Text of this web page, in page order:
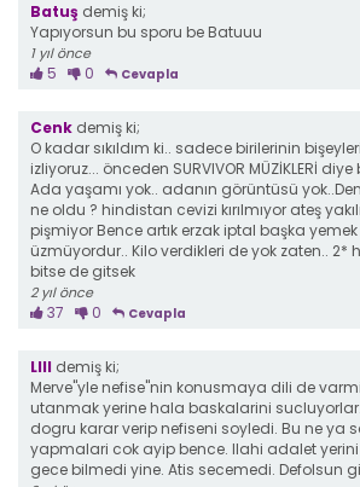
Batuş demiş ki;
Yapıyorsun bu sporu be Batuuu
1 yıl önce
5 0 Cevapla
Cenk demiş ki;
O kadar sıkıldım ki.. sadece birilerinin
izliyoruz... önceden SURVIVOR MÜZİKLERİ
Ada yaşamı yok.. adanın görüntüsü
ne oldu ? hindistan cevizi kırılmıyor ateş
pişmiyor Bence artık erzak iptal başka
üzmüyordur.. Kilo verdikleri de yok zaten.. 2*
bitse de gitsek
2 yıl önce
37 0 Cevapla
Llll demiş ki;
Merve"yle nefise"nin konusmaya dili de
utanmak yerine hala baskalarini
dogru karar verip nefiseni soyledi. Bu ne ya
yapmalari cok ayip bence. Ilahi adalet
gece bilmedi yine. Atis secemedi. Defolsun